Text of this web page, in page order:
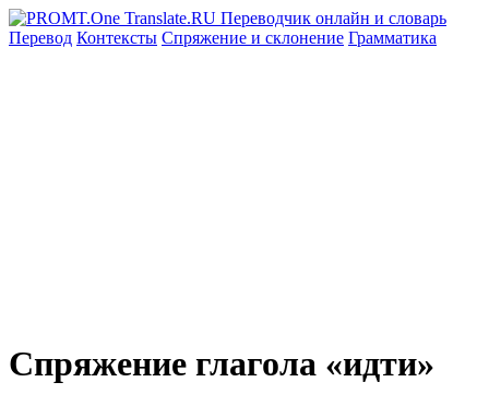
Перевод Контексты Спряжение и склонение Грамматика
Спряжение глагола «идти»